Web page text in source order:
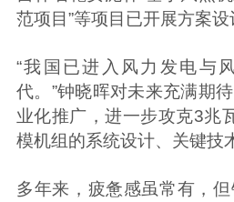
范项目”等项目已开展方案设
“我国已进入风力发电与
代。”钟晓晖对未来充满期
业化推广，进一步攻克3兆
模机组的系统设计、关键技
多年来，疲惫感虽常有，